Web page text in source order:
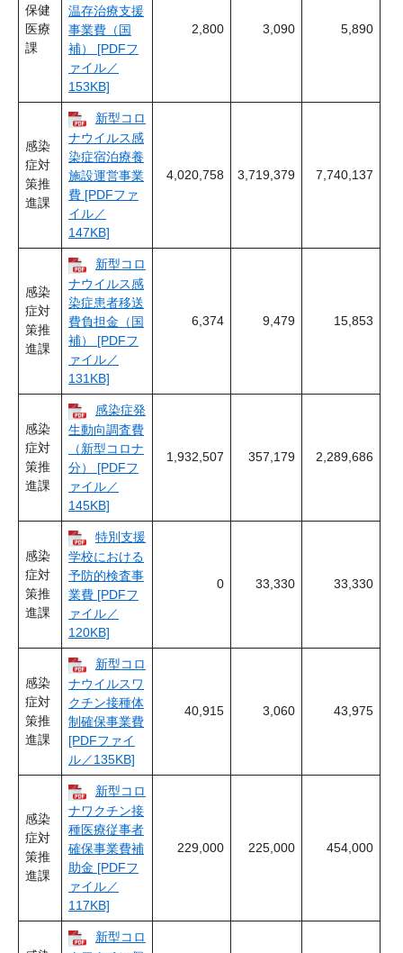
保健
医療
課
温存治療支援
事業費（国
補） [PDFフ
ァイル／
153KB]
2,800 3,090 5,890
感染
症対
策推
進課
新型コロ
ナウイルス感
染症宿泊療養
施設運営事業
費 [PDFファ
イル／
147KB]
4,020,758 3,719,379 7,740,137
感染
症対
策推
進課
新型コロ
ナウイルス感
染症患者移送
費負担金（国
補） [PDFフ
ァイル／
131KB]
6,374 9,479 15,853
感染
症対
策推
進課
感染症発
生動向調査費
（新型コロナ
分） [PDFフ
ァイル／
145KB]
1,932,507 357,179 2,289,686
感染
症対
策推
進課
特別支援
学校における
予防的検査事
業費 [PDFフ
ァイル／
120KB]
0 33,330 33,330
感染
症対
策推
進課
新型コロ
ナウイルスワ
クチン接種体
制確保事業費
[PDFファイ
ル／135KB]
40,915 3,060 43,975
感染
症対
策推
進課
新型コロ
ナワクチン接
種医療従事者
確保事業費補
助金 [PDFフ
ァイル／
117KB]
229,000 225,000 454,000
新型コロ